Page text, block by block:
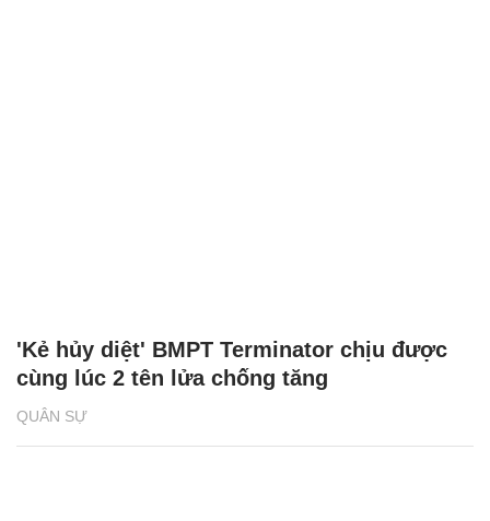
QUÂN SỰ
'Kẻ hủy diệt' BMPT Terminator chịu được
cùng lúc 2 tên lửa chống tăng